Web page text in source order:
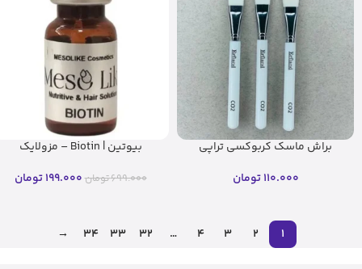
براش ماسک کربوکسی تراپی
110.000 تومان
بیوتین | Biotin – مزولایک
699.000تومان199.000 تومان
1
2
3
4
…
32
33
34
→